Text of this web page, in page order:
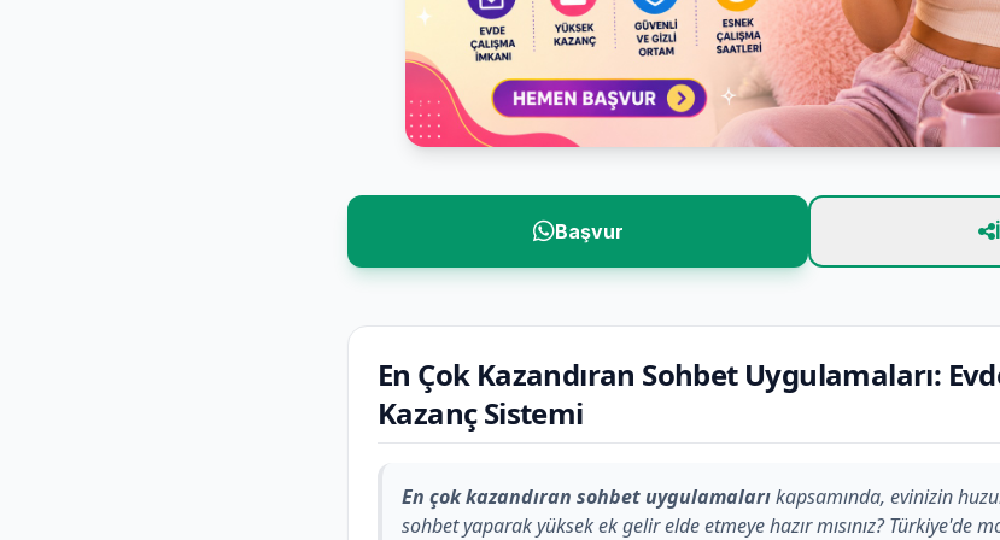
Başvur
En Çok Kazandıran Sohbet Uygulamaları:
Kazanç Sistemi
En çok kazandıran sohbet uygulamalarıkapsamında, evinizin
sohbet yaparak yüksek ek gelir elde etmeye hazır mısınız? Türkiye'de